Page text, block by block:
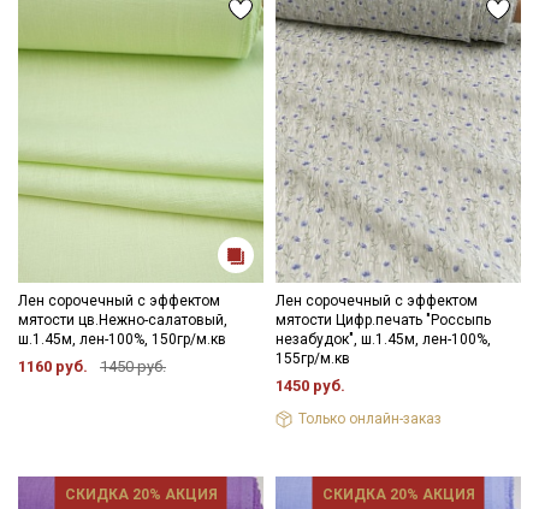
Лен сорочечный с эффектом
мятости цв.Нежно-салатовый,
ш.1.45м, лен-100%, 150гр/м.кв
1160 руб. 1450 руб.
Лен сорочечный с эффектом
мятости Цифр.печать "Россыпь
незабудок", ш.1.45м, лен-100%,
155гр/м.кв
1450 руб.
Только онлайн-заказ
СКИДКА 20% АКЦИЯ СКИДКА 20% АКЦИЯ